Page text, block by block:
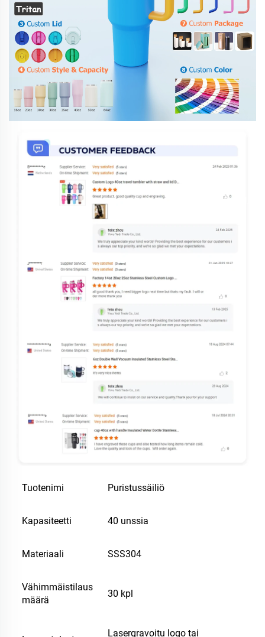
Tuotenimi Puristussäiliö
Kapasiteetti 40 unssia
Materiaali SSS304
Vähimmäistilaus
määrä
30 kpl
Lasergravoitu logo tai